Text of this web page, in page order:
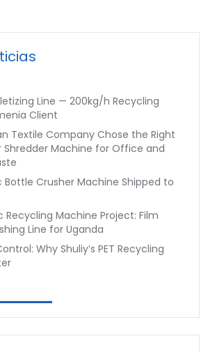
Line — 200kg/h Recycling
Client
Textile Company Chose the Right
Shredder Machine for Office and
Crusher Machine Shipped to
Recycling Machine Project: Film
Line for Uganda
Why Shuliy’s PET Recycling